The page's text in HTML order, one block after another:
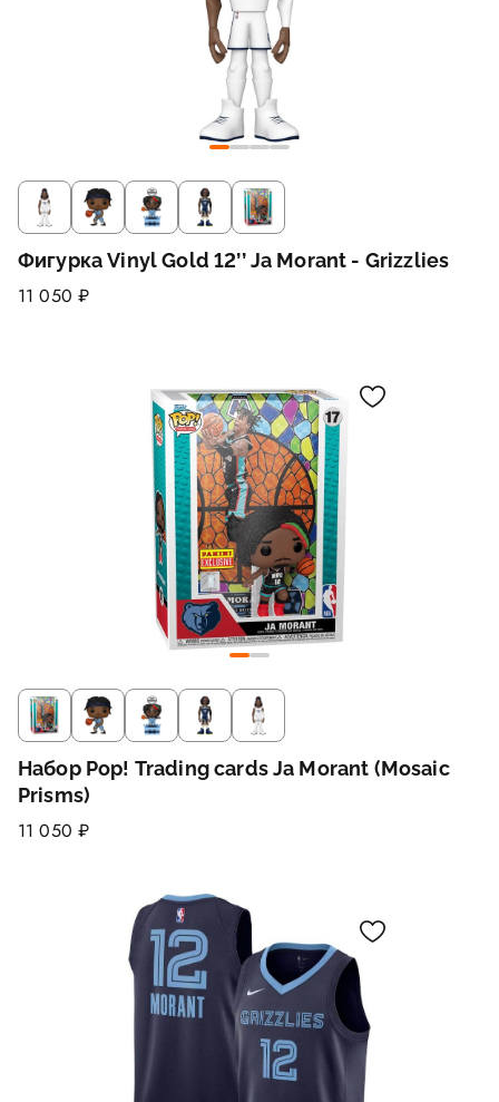
Фигурка Vinyl Gold 12’’ Ja Morant - Grizzlies
11 050 ₽
Набор Pop! Trading cards Ja Morant (Mosaic
Prisms)
11 050 ₽